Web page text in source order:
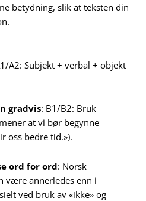
betydning, slik at teksten din
A2: Subjekt + verbal + objekt
gradvis: B1/B2: Bruk
at vi bør begynne
oss bedre tid.»).
ord for ord: Norsk
være annerledes enn i
ved bruk av «ikke» og